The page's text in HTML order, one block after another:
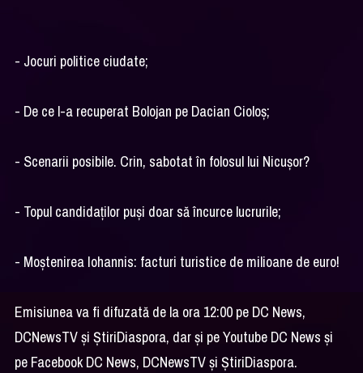
- Jocuri politice ciudate;
- De ce l-a recuperat Bolojan pe Dacian Cioloș;
- Scenarii posibile. Crin, sabotat în folosul lui Nicușor?
- Topul candidaților puși doar să încurce lucrurile;
- Moștenirea Iohannis: facturi turistice de milioane de euro!
Emisiunea va fi difuzată de la ora 12:00 pe DC News,
DCNewsTV și ȘtiriDiaspora, dar și pe Youtube DC News și
pe Facebook DC News, DCNewsTV și ȘtiriDiaspora.